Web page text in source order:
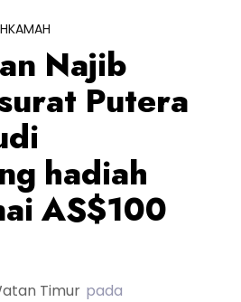
Najib
Putera
hadiah
AS$100
Timur pada